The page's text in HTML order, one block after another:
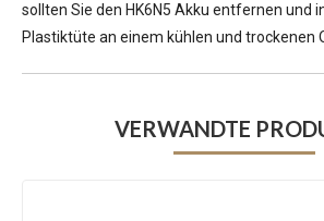
sollten Sie den HK6N5 Akku entfernen und
Plastiktüte an einem kühlen und trockenen
VERWANDTE